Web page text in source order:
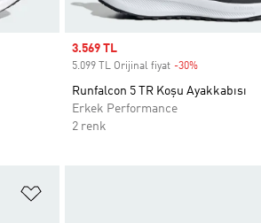
Sale price
3.569 TL
5.099 TL Orijinal fiyat -30%
Runfalcon 5 TR Koşu Ayakkabısı
Erkek Performance
2 renk